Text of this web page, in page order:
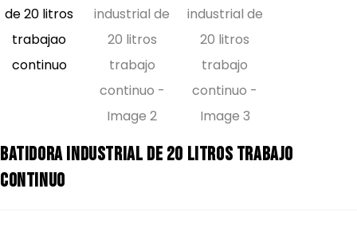
Batidora industrial de 20 litros trabajo
continuo